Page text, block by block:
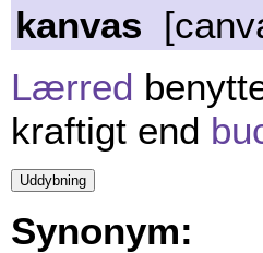
kanvas
Lærred
kraftigt end
Synonym: